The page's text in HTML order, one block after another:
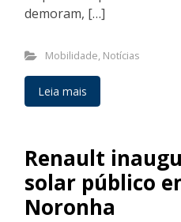
demoram, […]
Mobilidade, Notícias
Leia mais
Renault
solar público
Noronha